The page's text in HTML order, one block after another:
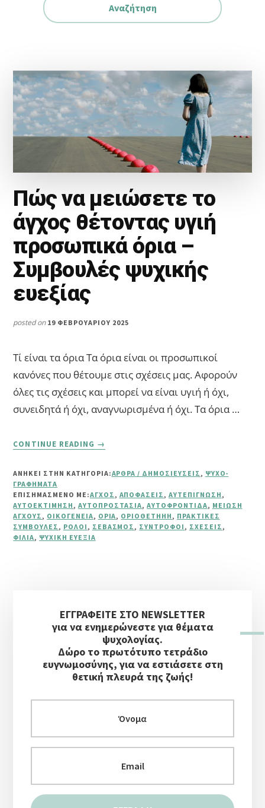
Πώς να μειώσετε το
άγχος θέτοντας υγιή
προσωπικά όρια –
Συμβουλές ψυχικής
ευεξίας
posted on 19 ΦΕΒΡΟΥΑΡΊΟΥ 2025
Τί είναι τα όρια Τα όρια είναι οι προσωπικοί
κανόνες που θέτουμε στις σχέσεις μας. Αφορούν
όλες τις σχέσεις και μπορεί να είναι υγιή ή όχι,
συνειδητά ή όχι, αναγνωρισμένα ή όχι. Τα όρια …
CONTINUE READING
ΠΏΣ
ΜΕΙΏΣΕΤΕ
ΤΟ
ΆΓΧΟΣ
ΘΈΤΟΝΤΑΣ
ΥΓΙΉ
ΕΥΕΞΊΑΣ
→
ΑΝΗΚΕΙ ΣΤΗΝ ΚΑΤΗΓΟΡΙΑ:ΆΡΘΡΑ / ΔΗΜΟΣΙΕΎΣΕΙΣ , ΨΥΧΟ-
ΓΡΑΦΉΜΑΤΑ
ΕΠΙΣΗΜΑΣΜΈΝΟ ΜΕ:ΆΓΧΟΣ , ΑΠΟΦΆΣΕΙΣ ,ΑΥΤΕΠΊΓΝΩΣΗ ,
ΑΥΤΟΕΚΤΊΜΗΣΗ , ΑΥΤΟΠΡΟΣΤΑΣΊΑ,ΑΥΤΟΦΡΟΝΤΊΔΑ, ΜΕΊΩΣΗ
ΆΓΧΟΥΣ , ΟΙΚΟΓΈΝΕΙΑ, ΌΡΙΑ, ΟΡΙΟΘΈΤΗΗΗ , ΠΡΑΚΤΙΚΈΣ
ΣΥΜΒΟΥΛΈΣ , ΡΌΛΟΙ , ΣΕΒΑΣΜΌΣ , ΣΎΝΤΡΟΦΟΙ , ΣΧΈΣΕΙΣ ,
ΦΙΛΊΑ, ΨΥΧΙΚΉ ΕΥΕΞΊΑ
ΠλευρικήΕΓΓΡΑΦΕΙΤΕ ΣΤΟ NEWSLETTER
για να ενημερώνεστε για θέματα
ψυχολογίας.
Δώρο το πρωτότυπο τετράδιο
ευγνωμοσύνης, για να εστιάσετε στη
θετική πλευρά της ζωής!